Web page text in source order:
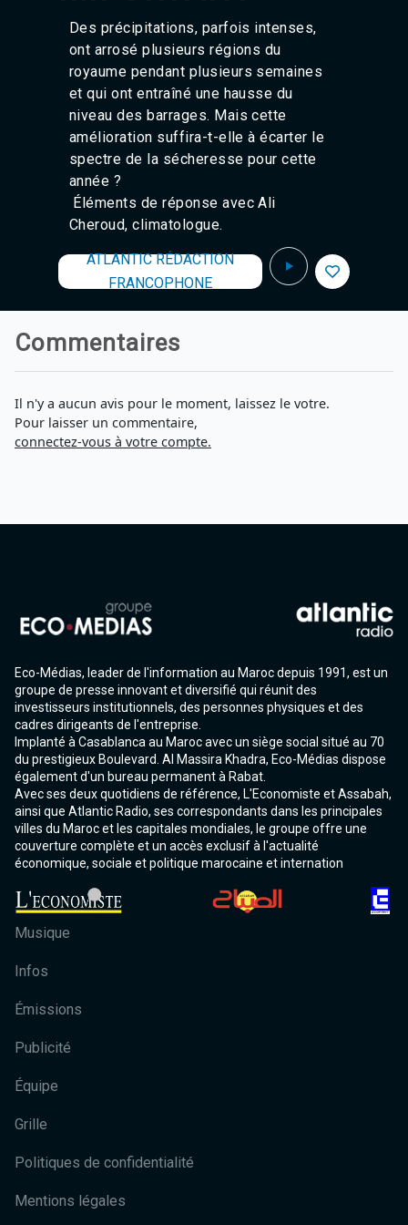
Tanger 103.3 Hz
Tétouan 87.8 Hz
Fès 98.8 Hz
Meknès 97.2 Hz
El Jadida 97.3
Settat 104,6
Chefchaouen 106.4
Essaouira 96.6
Taza 103.0
Taounate 95.6
SkhourRhamna 92.2
Taroudant 104.9
Des précipitations, parfois intenses,
ont arrosé plusieurs régions du
royaume pendant plusieurs semaines
et qui ont entraîné une hausse du
niveau des barrages. Mais cette
amélioration suffira-t-elle à écarter le
spectre de la sécheresse pour cette
année ?
Éléments de réponse avec Ali
Cheroud, climatologue.
ATLANTIC RÉDACTION
FRANCOPHONE
Commentaires
Il n'y a aucun avis pour le moment, laissez le votre.
Pour laisser un commentaire,
connectez-vous à votre compte.
Eco-Médias, leader de l'information au Maroc depuis 1991, est un
groupe de presse innovant et diversifié qui réunit des
investisseurs institutionnels, des personnes physiques et des
cadres dirigeants de l'entreprise.
Implanté à Casablanca au Maroc avec un siège social situé au 70
du prestigieux Boulevard. Al Massira Khadra, Eco-Médias dispose
également d'un bureau permanent à Rabat.
Avec ses deux quotidiens de référence, L'Economiste et Assabah,
ainsi que Atlantic Radio, ses correspondants dans les principales
villes du Maroc et les capitales mondiales, le groupe offre une
couverture complète et un accès exclusif à l'actualité
économique, sociale et politique marocaine et internation
Musique
Infos
Émissions
Publicité
Équipe
Grille
Politiques de confidentialité
Mentions légales